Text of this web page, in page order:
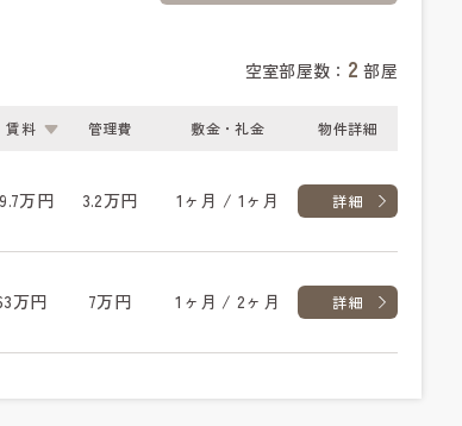
空室部屋数： 2 部屋
賃料 管理費 敷金・礼金 物件詳細
詳細
万円 3.2万円 1ヶ月 / 1ヶ月
詳細
万円 7万円 1ヶ月 / 2ヶ月